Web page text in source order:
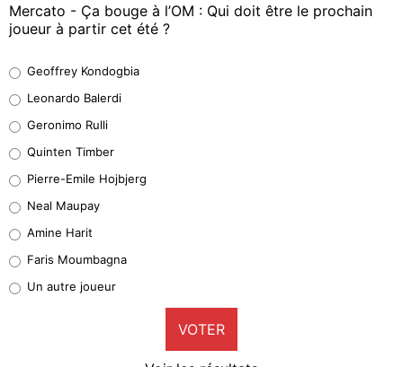
Mercato - Ça bouge à l’OM : Qui doit être le prochain
joueur à partir cet été ?
38%
32%
5%
1%
9%
Geoffrey Kondogbia
Leonardo Balerdi
Geronimo Rulli
Quinten Timber
Pierre-Emile Hojbjerg
Neal Maupay
Amine Harit
Faris Moumbagna
Un autre joueur
VOTER